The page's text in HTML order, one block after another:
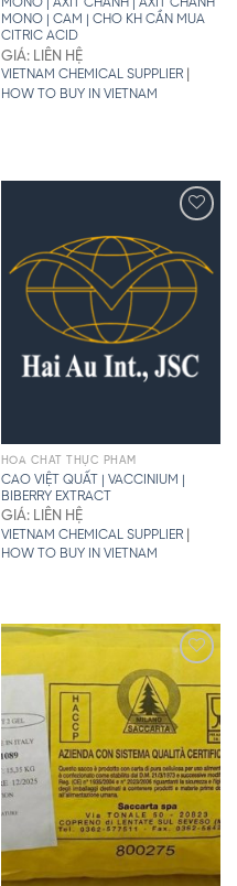
MONO | AXIT CHANH | AXIT CHANH
MONO | CAM | CHO KH CẦN MUA
CITRIC ACID
GIÁ: LIÊN HỆ
VIETNAM CHEMICAL SUPPLIER|
HOW TO BUY IN VIETNAM
HÓA CHẤT THỰC PHẨM
CAO VIỆT QUẤT | VACCINIUM |
BIBERRY EXTRACT
GIÁ: LIÊN HỆ
VIETNAM CHEMICAL SUPPLIER|
HOW TO BUY IN VIETNAM